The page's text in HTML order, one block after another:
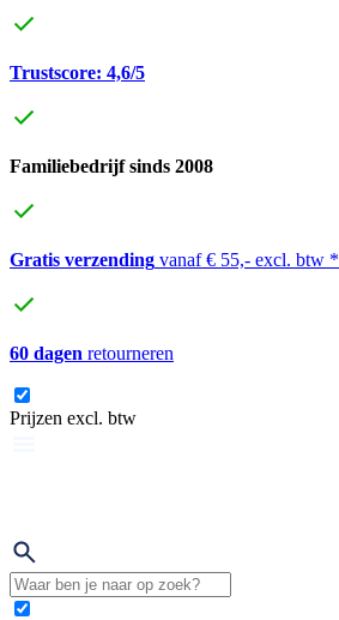
Trustscore: 4,6/5
Familiebedrijf sinds 2008
Gratis verzending vanaf € 55,- excl. btw *
60 dagen retourneren
Prijzen excl. btw